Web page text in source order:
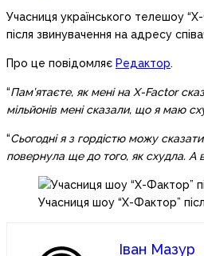
Учасниця українського телешоу
після звинувачення на адресу
Про це повідомляє Редактор.
“Пам’ятаєте, як мені на X-Factor
мільйонів мені сказали, що я маю
“Сьогодні я з гордістю можу
повернула ще до того, як схудла.
Учасниця шоу “Х-Фактор”
Іван Мазур